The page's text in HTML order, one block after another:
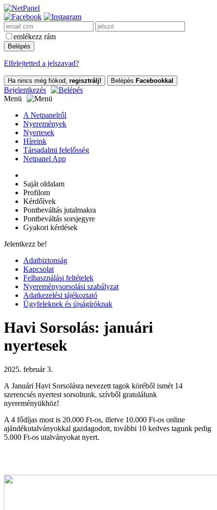
emlékezz rám
Elfelejtetted a jelszavad?
Ha nincs még fiókod, regisztrálj! Belépés Facebookkal
Bejelentkezés
Menü
A Netpanelről
Nyeremények
Nyertesek
Híreink
Társadalmi felelősség
Netpanel App
Saját oldalam
Profilom
Kérdőívek
Pontbeváltás jutalmakra
Pontbeváltás sorsjegyre
Gyakori kérdések
Jelentkezz be!
Adatbiztonság
Kapcsolat
Felhasználási feltételek
Nyereménysorsolási szabályzat
Adatkezelési tájékoztató
Ügyfeleknek és újságíróknak
Havi Sorsolás: januári
nyertesek
2025. február 3.
A Januári Havi Sorsolásra nevezett tagok köréből ismét 14
szerencsés nyertest sorsoltunk, szívből gratulálunk
nyereményükhöz!
A 4 fődíjas most is 20.000 Ft-os, illetve 10.000 Ft-os online
ajándékutalványokkal gazdagodott, további 10 kedves tagunk pedig
5.000 Ft-os utalványokat nyert.